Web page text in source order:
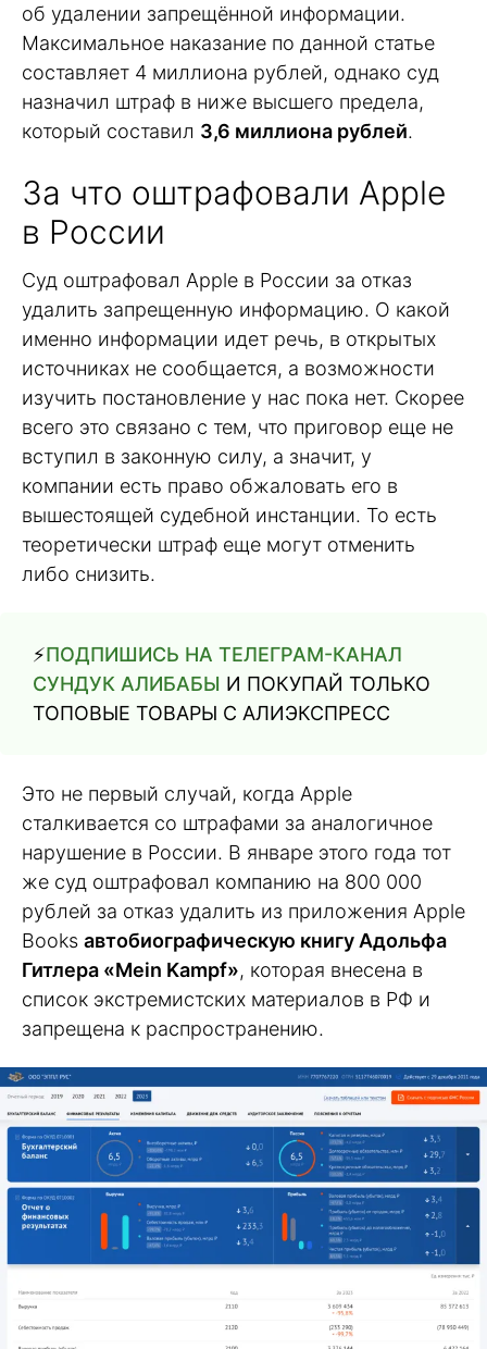
об удалении запрещённой информации.
Максимальное наказание по данной статье
составляет 4 миллиона рублей, однако суд
назначил штраф в ниже высшего предела,
который составил 3,6 миллиона рублей.
За что оштрафовали Apple
в России
Суд оштрафовал Apple в России за отказ
удалить запрещенную информацию. О какой
именно информации идет речь, в открытых
источниках не сообщается, а возможности
изучить постановление у нас пока нет. Скорее
всего это связано с тем, что приговор еще не
вступил в законную силу, а значит, у
компании есть право обжаловать его в
вышестоящей судебной инстанции. То есть
теоретически штраф еще могут отменить
либо снизить.
⚡️ПОДПИШИСЬ НА ТЕЛЕГРАМ-КАНАЛ
СУНДУК АЛИБАБЫ И ПОКУПАЙ ТОЛЬКО
ТОПОВЫЕ ТОВАРЫ С АЛИЭКСПРЕСС
Это не первый случай, когда Apple
сталкивается со штрафами за аналогичное
нарушение в России. В январе этого года тот
же суд оштрафовал компанию на 800 000
рублей за отказ удалить из приложения Apple
Books автобиографическую книгу Адольфа
Гитлера «Mein Kampf», которая внесена в
список экстремистских материалов в РФ и
запрещена к распространению.